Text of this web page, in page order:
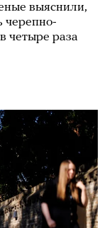
выяснили,
черепно-
четыре раза